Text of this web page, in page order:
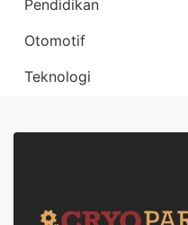
Pendidikan
Otomotif
Teknologi